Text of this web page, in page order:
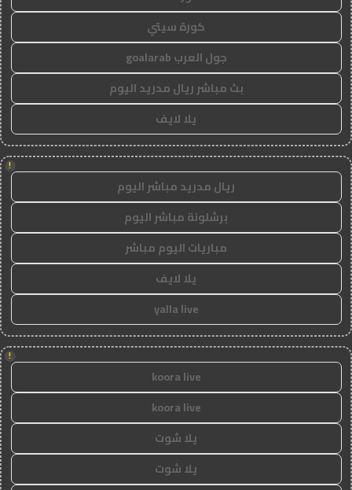
كورة سيتي
جول العرب goalarab
بث مباشر ريال مدريد اليوم
يلا لايف
!
ريال مدريد مباشر اليوم
برشلونة مباشر اليوم
مباريات اليوم مباشر
يلا لايف
yalla live
!
koora live
koora live
يلا شوت
يلا شوت